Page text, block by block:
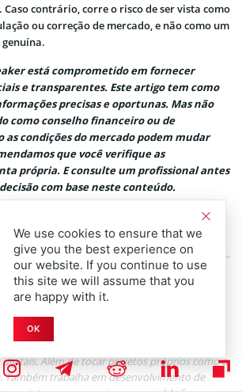
contrário, corre o risco de ser vista como
ou correção de mercado, e não como um
está comprometido em fornecer
e transparentes. Este artigo tem como
precisas e oportunas. Mas não
como conselho financeiro ou de
as condições do mercado podem mudar
que você verifique as
própria. E consulte um profissional antes
com base neste conteúdo.
Cavalcanti
jornalista especializado em criptomoedas,
Além de tocar projetos próprios como o
Também trabalha em desenvolvimento de
We use cookies to ensure that we
give you the best experience on
our website. If you continue to use
this site we will assume that you
are happy with it.
OK